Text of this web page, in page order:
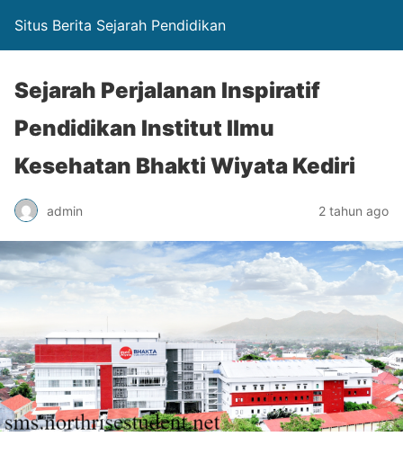
Situs Berita Sejarah Pendidikan
Sejarah Perjalanan Inspiratif
Pendidikan Institut Ilmu
Kesehatan Bhakti Wiyata Kediri
admin 2 tahun ago